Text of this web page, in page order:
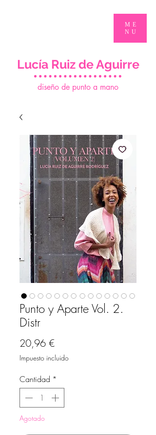
diseño de punto a mano
Lucía Ruiz de Aguirre
ME
NU
Punto y Aparte Vol. 2.
Distr
20,96 €Precio
Impuesto incluido
Cantidad *
Agotado